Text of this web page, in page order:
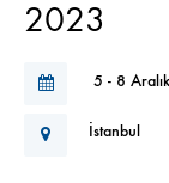
2023
5 - 8
İstanbul